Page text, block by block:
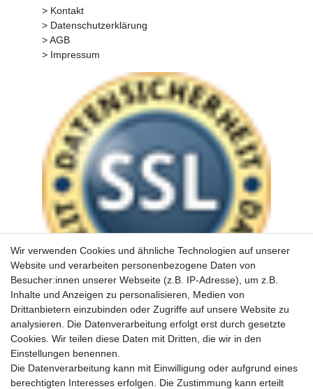
> Kontakt
> Datenschutzerklärung
> AGB
> Impressum
Wir verwenden Cookies und ähnliche Technologien auf unserer
Website und verarbeiten personenbezogene Daten von
Besucher:innen unserer Webseite (z.B. IP-Adresse), um z.B.
Inhalte und Anzeigen zu personalisieren, Medien von
Drittanbietern einzubinden oder Zugriffe auf unsere Website zu
analysieren. Die Datenverarbeitung erfolgt erst durch gesetzte
Cookies. Wir teilen diese Daten mit Dritten, die wir in den
Einstellungen benennen.
Die Datenverarbeitung kann mit Einwilligung oder aufgrund eines
berechtigten Interesses erfolgen. Die Zustimmung kann erteilt